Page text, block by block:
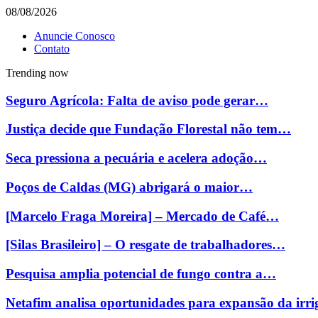
08/08/2026
Anuncie Conosco
Contato
Trending now
Seguro Agrícola: Falta de aviso pode gerar…
Justiça decide que Fundação Florestal não tem…
Seca pressiona a pecuária e acelera adoção…
Poços de Caldas (MG) abrigará o maior…
[Marcelo Fraga Moreira] – Mercado de Café…
[Silas Brasileiro] – O resgate de trabalhadores…
Pesquisa amplia potencial de fungo contra a…
Netafim analisa oportunidades para expansão da